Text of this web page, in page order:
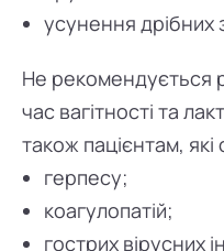
усунення дрібних
Не рекомендується
час вагітності та
також пацієнтам,
герпесу;
коагулопатій;
гострих вірусних